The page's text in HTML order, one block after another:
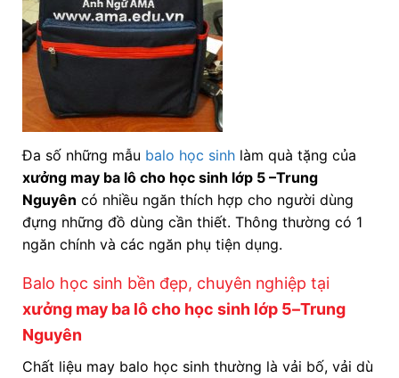
Đa số những mẫu balo học sinhlàm quà tặng của
xưởng may ba lô cho học sinh lớp 5–Trung
Nguyên có nhiều ngăn thích hợp cho người dùng
đựng những đồ dùng cần thiết. Thông thường có 1
ngăn chính và các ngăn phụ tiện dụng.
Balo học sinh bền đẹp, chuyên nghiệp tại
xưởng may ba lô cho học sinh lớp 5–Trung
Nguyên
Chất liệu may balo học sinh thường là vải bố, vải dù